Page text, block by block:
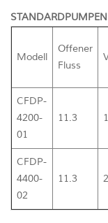
Modell
Offener
Fluss
CFDP-
4200-
01
11.3
CFDP-
4400-
02
11.3